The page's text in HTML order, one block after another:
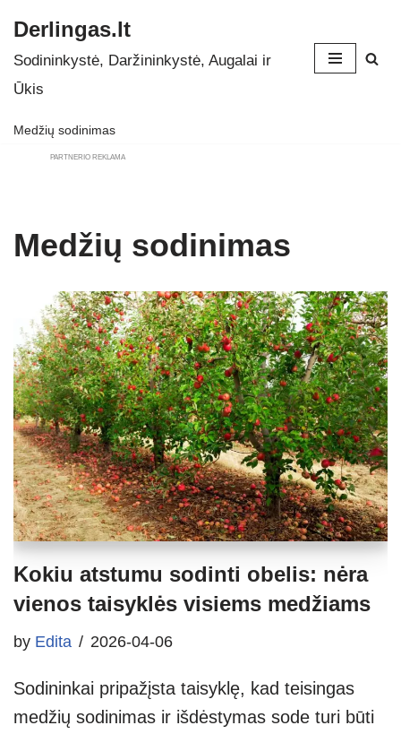
Skip
to
Derlingas.lt
Sodininkystė, Daržininkystė, Augalai ir
Ūkis
Medžių sodinimas
PARTNERIO REKLAMA
Medžių sodinimas
Kokiu atstumu sodinti obelis: nėra
vienos taisyklės visiems medžiams
by Edita 2026-04-06
Sodininkai pripažįsta taisyklę, kad teisingas
medžių sodinimas ir išdėstymas sode turi būti